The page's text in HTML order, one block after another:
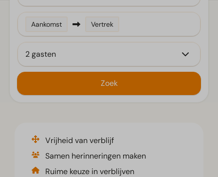
Aankomst Vertrek
2 gasten
Zoek
Vrijheid van verblijf
Samen herinneringen maken
Ruime keuze in verblijven